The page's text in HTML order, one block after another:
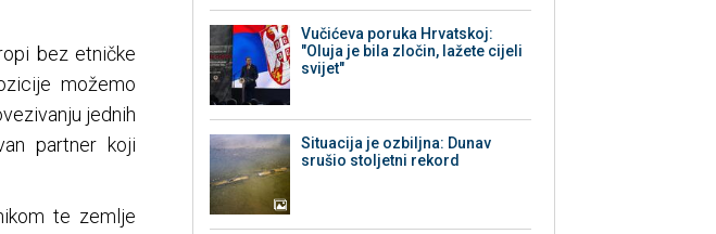
bez etničke
možemo
jednih
partner koji
te zemlje
Vučićeva poruka Hrvatskoj:
"Oluja je bila zločin, lažete cijeli
svijet"
Situacija je ozbiljna: Dunav
srušio stoljetni rekord